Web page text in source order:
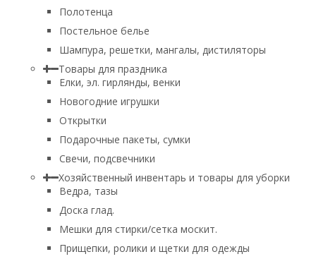
Полотенца
Постельное белье
Шампура, решетки, мангалы, дистиляторы
Товары для праздника
Елки, эл. гирлянды, венки
Новогодние игрушки
Открытки
Подарочные пакеты, сумки
Свечи, подсвечники
Хозяйственный инвентарь и товары для уборки
Ведра, тазы
Доска глад.
Мешки для стирки/сетка москит.
Прищепки, ролики и щетки для одежды